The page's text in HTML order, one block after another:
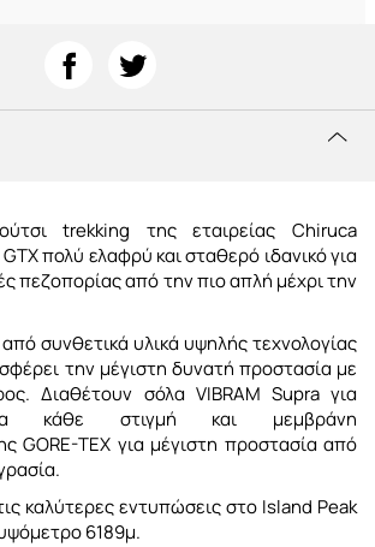
trekking της εταιρείας Chiruca
πολύ ελαφρύ και σταθερό ιδανικό για
πεζοπορίας από την πιο απλή μέχρι την
συνθετικά υλικά υψηλής τεχνολογίας
την μέγιστη δυνατή προστασία με
Διαθέτουν σόλα VIBRAM Supra για
κάθε στιγμή και μεμβράνη
GORE-TEX για μέγιστη προστασία από
καλύτερες εντυπώσεις στο Island Peak
6189μ.